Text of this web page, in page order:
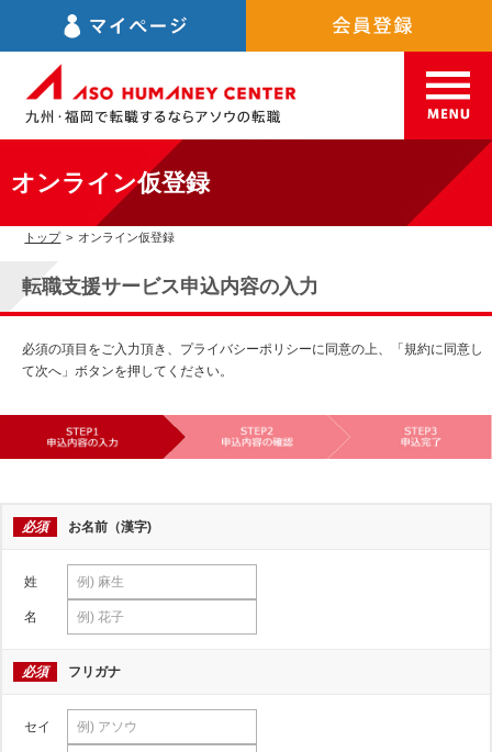
オンライン仮登録
トップ > オンライン仮登録
転職支援サービス申込内容の入力
必須の項目をご入力頂き、プライバシーポリシーに同意の上、「規約に同意し
て次へ」ボタンを押してください。
必須 お名前（漢字)
姓
名
必須 フリガナ
セイ